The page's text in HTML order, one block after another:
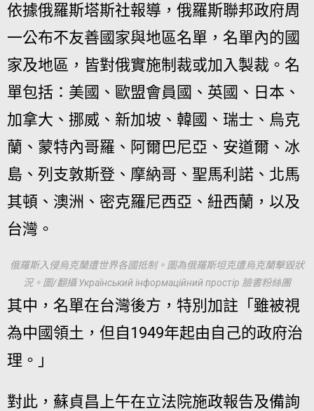
依據俄羅斯塔斯社報導，俄羅斯聯邦政府周
一公布不友善國家與地區名單，名單內的國
家及地區，皆對俄實施制裁或加入製裁。名
單包括：美國、歐盟會員國、英國、日本、
加拿大、挪威、新加坡、韓國、瑞士、烏克
蘭、蒙特內哥羅、阿爾巴尼亞、安道爾、冰
島、列支敦斯登、摩納哥、聖馬利諾、北馬
其頓、澳洲、密克羅尼西亞、紐西蘭，以及
台灣。
俄羅斯入侵烏克蘭遭世界各國抵制。圖為俄羅斯坦克遭烏克蘭擊毀狀
況。圖/翻攝 Український інформаційний простір 臉書粉絲團
其中，名單在台灣後方，特別加註「雖被視
為中國領土，但自1949年起由自己的政府治
理。」
對此，蘇貞昌上午在立法院施政報告及備詢